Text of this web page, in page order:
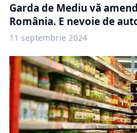
Garda de Mediu vă
România. E nevoie de
11 septembrie 2024